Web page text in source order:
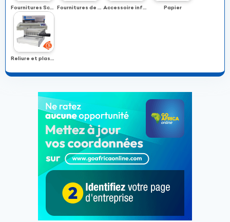
Fournitures Scolaires Fournitures de bureau Accessoire informatique Papier
Reliure et plastification